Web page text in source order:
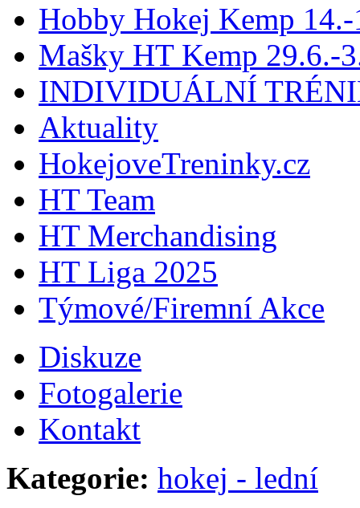
Hobby Hokej Kemp
Mašky HT Kemp 29.6.-
INDIVIDUÁLNÍ
Aktuality
HokejoveTreninky.cz
HT Team
HT Merchandising
HT Liga 2025
Týmové/Firemní Akce
Diskuze
Fotogalerie
Kontakt
Kategorie: hokej - lední